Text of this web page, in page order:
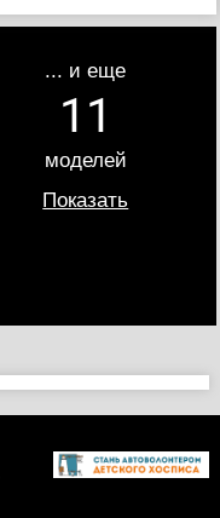
... и еще
11
моделей
Показать